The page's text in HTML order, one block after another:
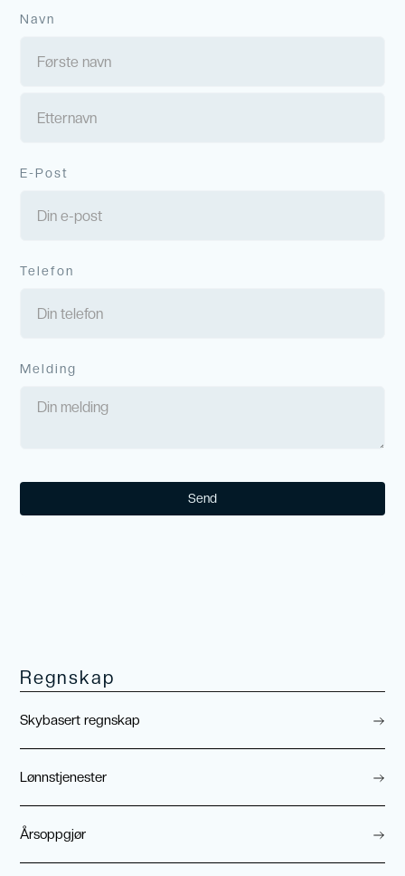
Navn
E-Post
Telefon
Melding
Send
Regnskap
Skybasert regnskap
Lønnstjenester
Årsoppgjør